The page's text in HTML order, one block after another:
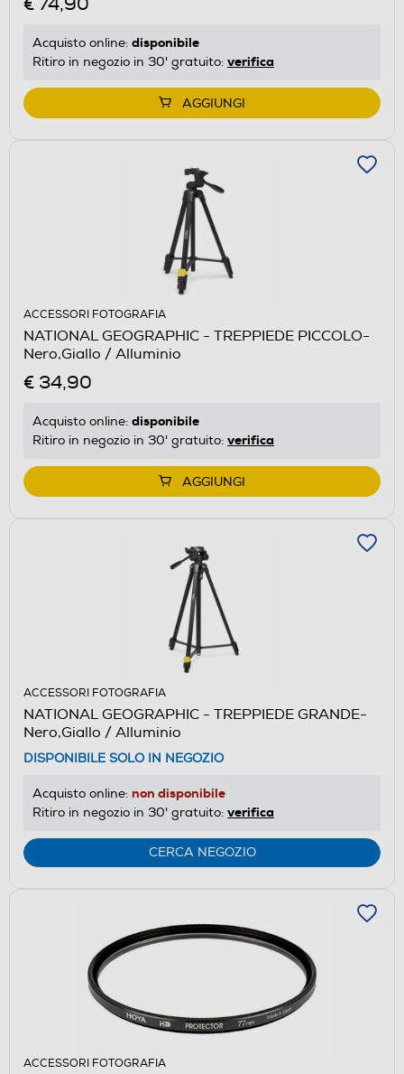
Acquisto online: disponibile
Ritiro in negozio in 30' gratuito: verifica
AGGIUNGI
ACCESSORI FOTOGRAFIA
NATIONAL GEOGRAPHIC - TREPPIEDE PICCOLO-
Nero,Giallo / Alluminio
€ 34,90
Acquisto online: disponibile
Ritiro in negozio in 30' gratuito: verifica
AGGIUNGI
ACCESSORI FOTOGRAFIA
NATIONAL GEOGRAPHIC - TREPPIEDE GRANDE-
Nero,Giallo / Alluminio
DISPONIBILE SOLO IN NEGOZIO
Acquisto online: non disponibile
Ritiro in negozio in 30' gratuito: verifica
CERCA NEGOZIO
ACCESSORI FOTOGRAFIA